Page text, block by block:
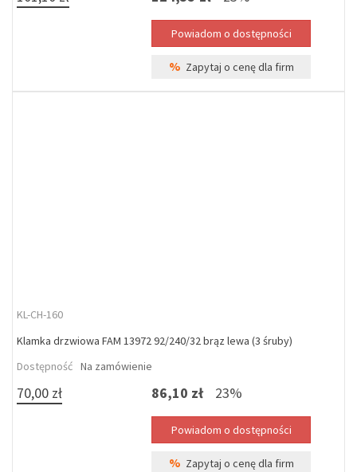
% Zapytaj o cenę dla firm
KL-CH-160
Klamka drzwiowa FAM 13972 92/240/32 brąz lewa (3 śruby)
Dostępność Na zamówienie
70,00 zł 86,10 zł 23%
% Zapytaj o cenę dla firm